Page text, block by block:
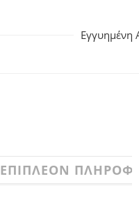
Εγγυημένη
ΕΠΙΠΛΈΟΝ